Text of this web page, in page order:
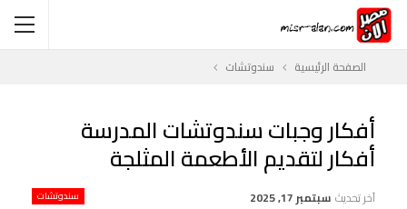
الصفحة الرئيسية سندوتشات
أفكار وجبات سندوتشات المدرسة
أفكار لتقديم الأطعمة المثلجة
سندوتشات آخر تحديث سبتمبر 17, 2025